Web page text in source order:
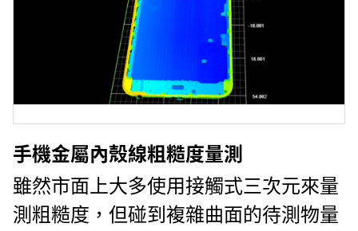
手機金屬內殼線粗糙度量測
雖然市面上大多使用接觸式三次元來量
測粗糙度，但碰到複雜曲面的待測物量